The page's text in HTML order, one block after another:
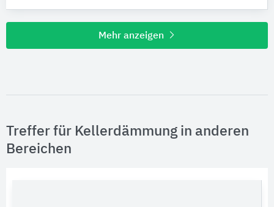
Mehr anzeigen
Treffer für Kellerdämmung in anderen
Bereichen